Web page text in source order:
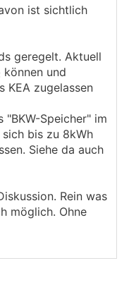
ist sichtlich
geregelt. Aktuell
können und
KEA zugelassen
Speicher" im
bis zu 8kWh
Siehe da auch
Rein was
möglich. Ohne